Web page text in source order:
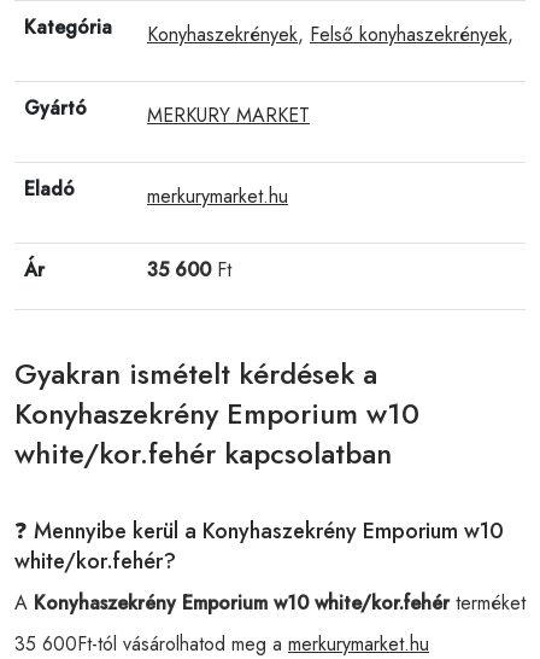
Kategória Konyhaszekrények, Felső konyhaszekrények,
Gyártó MERKURY MARKET
Eladó merkurymarket.hu
Ár 35 600Ft
Gyakran ismételt kérdések a
Konyhaszekrény Emporium w10
white/kor.fehér kapcsolatban
❓ Mennyibe kerül a Konyhaszekrény Emporium w10
white/kor.fehér?
A Konyhaszekrény Emporium w10 white/kor.fehérterméket
35 600Ft-tól vásárolhatod meg a merkurymarket.hu